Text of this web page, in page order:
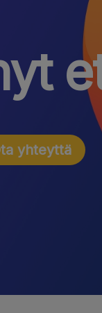
yhteyttä